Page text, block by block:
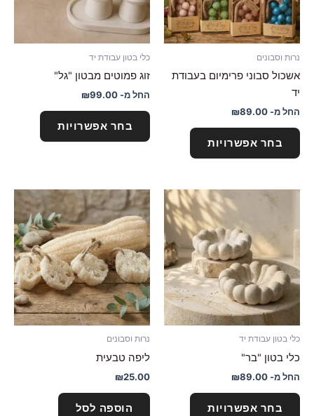
נרות וסבונים
אשכול סבוני פרימיום בעבודת
יד
החל מ- ₪89.00
בחר אפשרויות
לבחור
את
המוצר
כלי בטון עבודת יד
זוג פמוטים מבטון "גל"
החל מ- ₪99.00
בחר אפשרויות
כלי בטון עבודת יד
כלי בטון "בר"
החל מ- ₪89.00
בחר אפשרויות
למוצר
זה
יש
מספר
סוגים.
ניתן
לבחור
את
נרות וסבונים
ליפה טבעית
₪25.00
הוספה לסל